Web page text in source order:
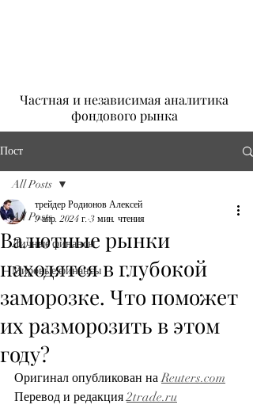
Частная и независимая аналитика
фондового рынка
Пост
All Posts
Личные финансы
Мировые финансы
All Posts
Валютные рынки
находятся в глубокой
заморозке. Что поможет
их разморозить в этом
году?
трейдер Родионов Алексей
9 апр. 2024 г. 3 мин. чтения
Оригинал опубликован на Reuters.com
Перевод и редакция 2trade.ru